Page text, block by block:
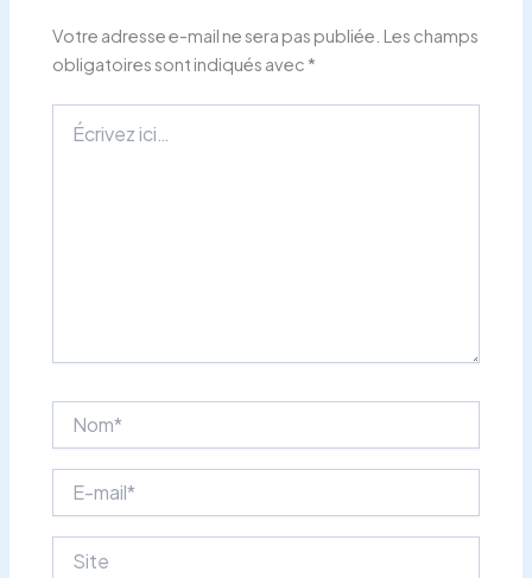
Votre adresse e-mail ne sera pas publiée. Les champs
obligatoires sont indiqués avec *
ici…
mail*